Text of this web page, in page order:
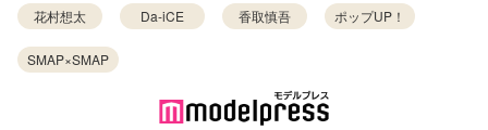
花村想太 Da-iCE 香取慎吾 ポップUP！
SMAP×SMAP